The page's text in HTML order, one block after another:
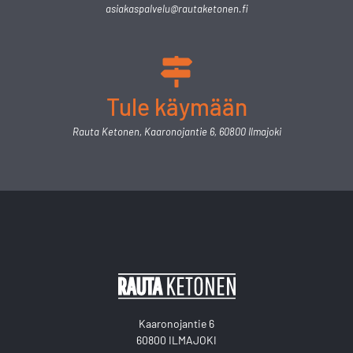
asiakaspalvelu@rautaketonen.fi
Tule käymään
Rauta Ketonen, Kaaronojantie 6, 60800 Ilmajoki
Kaaronojantie 6
60800 ILMAJOKI